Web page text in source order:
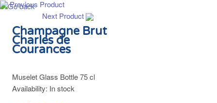
Previous Product
Next Product
Champagne Brut
Charles de
Courances
Muselet Glass Bottle 75 cl
Availability: In stock